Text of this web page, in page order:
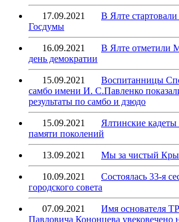
17.09.2021
В Ялте
Госдумы
16.09.2021
В Ялте отметили
день демократии
15.09.2021
Воспитанницы
самбо имени И. С.Павленко
результаты по самбо и дзюдо
15.09.2021
Ялтинские кадеты
памяти поколений
13.09.2021 Мы за чистый
10.09.2021
Состоялась 33-я
городского совета
07.09.2021
Имя основателя
Павловича Кононцева увековечено